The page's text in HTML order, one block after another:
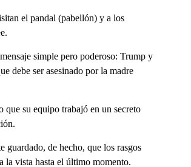
el pandal (pabellón) y a los
simple pero poderoso: Trump y
debe ser asesinado por la madre
su equipo trabajó en un secreto
guardado, de hecho, que los rasgos
la vista hasta el último momento.